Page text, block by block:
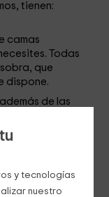
y tecnologías
nuestro
tienen:
camas
Todas
que
dispone.
de las
con las
del Valle del